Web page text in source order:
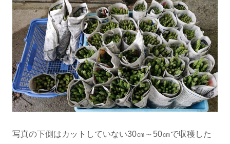
写真の下側はカットしていない30㎝～50㎝で収穫した